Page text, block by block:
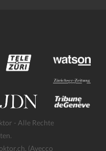
- Alle Rechte
(Avecco